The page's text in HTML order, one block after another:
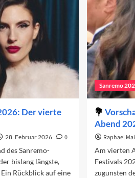
Der vierte
28. Februar 2026
0
des Sanremo-
bislang längste,
Rückblick auf eine
Sanremo
Abend
Raphael
Am vierten
Festivals
zugunsten